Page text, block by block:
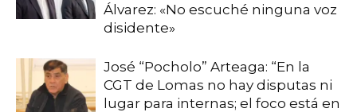
Álvarez: «No escuché ninguna voz
disidente»
José “Pocholo” Arteaga: “En la
CGT de Lomas no hay disputas ni
lugar para internas; el foco está en